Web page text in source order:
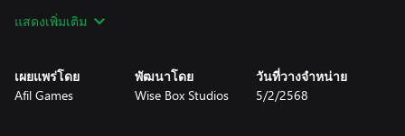
แสดงเพิ่มเติม
เผยแพร่โดย
Afil Games
พัฒนาโดย
Wise Box Studios
วันที่วางจำหน่าย
5/2/2568